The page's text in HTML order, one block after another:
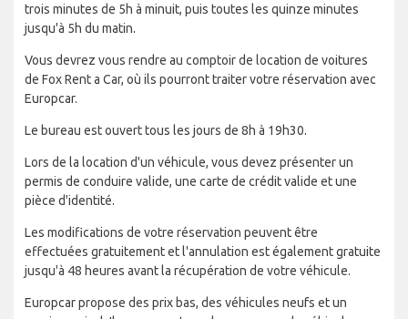
trois minutes de 5h à minuit, puis toutes les quinze minutes
jusqu'à 5h du matin.
Vous devrez vous rendre au comptoir de location de voitures
de Fox Rent a Car, où ils pourront traiter votre réservation avec
Europcar.
Le bureau est ouvert tous les jours de 8h à 19h30.
Lors de la location d'un véhicule, vous devez présenter un
permis de conduire valide, une carte de crédit valide et une
pièce d'identité.
Les modifications de votre réservation peuvent être
effectuées gratuitement et l'annulation est également gratuite
jusqu'à 48 heures avant la récupération de votre véhicule.
Europcar propose des prix bas, des véhicules neufs et un